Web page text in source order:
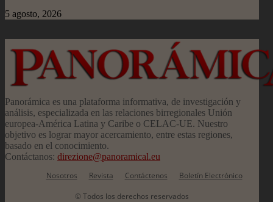
5 agosto, 2026
Panorámica es una plataforma informativa, de investigación y
análisis, especializada en las relaciones birregionales Unión
europea-América Latina y Caribe o CELAC-UE. Nuestro
objetivo es lograr mayor acercamiento, entre estas regiones,
basado en el conocimiento.
Contáctanos: direzione@panoramical.eu
Nosotros
Revista Contáctenos
Boletín Electrónico
© Todos los derechos reservados